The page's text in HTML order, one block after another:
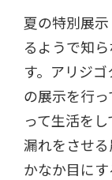
夏の特別展
るようで知
す。アリジ
の展示を行
って生活を
漏れをさせ
かなか目に